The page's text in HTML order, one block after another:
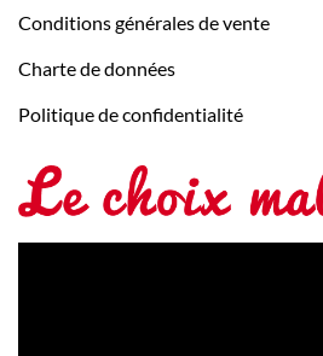
Conditions générales de vente
Charte de données
Politique de confidentialité